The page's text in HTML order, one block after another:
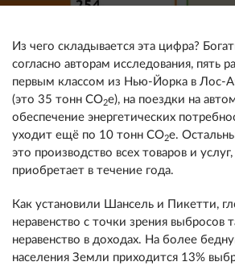
Из чего складывается эта цифра?
согласно авторам исследования, пять
первым классом из Нью-Йорка в Лос-
(это 35 тонн CO2e), на поездки на
обеспечение энергетических
уходит ещё по 10 тонн CO2e.
это производство всех товаров и
приобретает в течение года.
Как установили Шансель и Пикетти,
неравенство с точки зрения выбросов
неравенство в доходах. На более
населения Земли приходится 13%